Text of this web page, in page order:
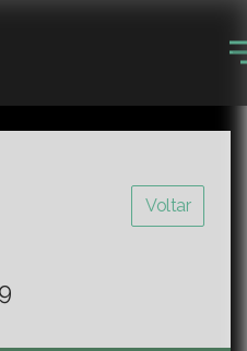
Voltar